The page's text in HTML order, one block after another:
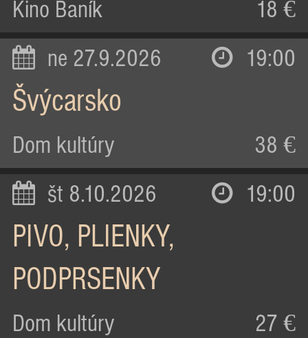
Kino Baník 18 €
ne 27.9.2026 19:00
Švýcarsko
Dom kultúry 38 €
št 8.10.2026 19:00
PIVO, PLIENKY,
PODPRSENKY
Dom kultúry 27 €